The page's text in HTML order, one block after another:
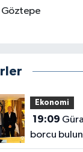
Göztepe
Ekonomi
19:09
borcu